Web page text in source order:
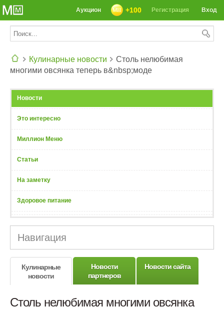
Вход
Регистрация
+100
Аукцион
Кулинарные новости
Столь нелюбимая
многими овсянка теперь в&nbsp;моде
Новости
Это интересно
Миллион Меню
Статьи
На заметку
Здоровое питание
Навигация
Кулинарные
новости
Новости
партнеров
Новости сайта
Столь нелюбимая многими овсянка